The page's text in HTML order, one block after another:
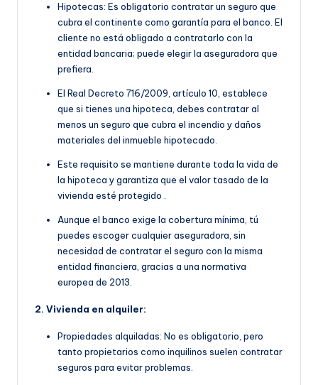
Hipotecas: Es obligatorio contratar un seguro que
cubra el continente como garantía para el banco. El
cliente no está obligado a contratarlo con la
entidad bancaria; puede elegir la aseguradora que
prefiera.
El Real Decreto 716/2009, artículo 10, establece
que si tienes una hipoteca, debes contratar al
menos un seguro que cubra el incendio y daños
materiales del inmueble hipotecado.
Este requisito se mantiene durante toda la vida de
la hipoteca y garantiza que el valor tasado de la
vivienda esté protegido .
Aunque el banco exige la cobertura mínima, tú
puedes escoger cualquier aseguradora, sin
necesidad de contratar el seguro con la misma
entidad financiera, gracias a una normativa
europea de 2013.
2. Vivienda en alquiler:
Propiedades alquiladas: No es obligatorio, pero
tanto propietarios como inquilinos suelen contratar
seguros para evitar problemas.